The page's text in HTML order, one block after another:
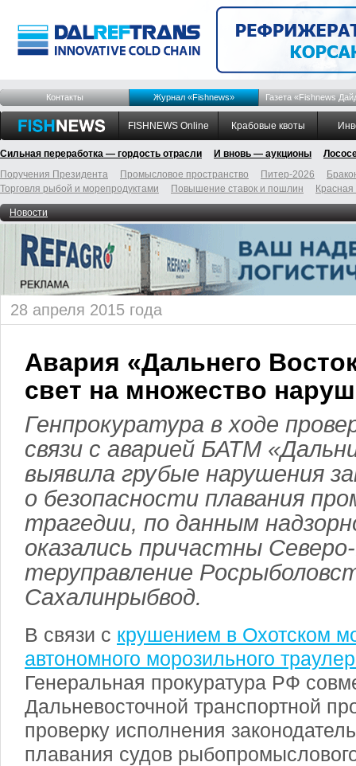
Контакты Журнал «Fishnews» Газета «Fishnews
FISHNEWS Online Крабовые квоты
Сильная переработка — гордость отрасли И вновь — аукционы
Поручения Президента
Промысловое пространство Питер-2026
Торговля рыбой и морепродуктами
Повышение ставок и пошлин
Новости
28 апреля 2015 года
Авария «Дальнего
свет на множество
Генпрокуратура в ходе
связи с аварией БАТМ
выявила грубые нарушения
о безопасности плавания
трагедии, по данным
оказались причастны
теруправление
Сахалинрыбвод.
В связи с крушением в Охотском
автономного морозильного
Генеральная прокуратура РФ
Дальневосточной транспортной
проверку исполнения
плавания судов